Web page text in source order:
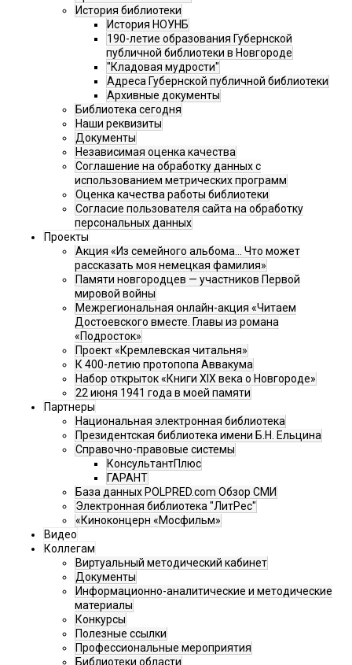
История библиотеки
История НОУНБ
190-летие образования Губернской
публичной библиотеки в Новгороде
"Кладовая мудрости"
Адреса Губернской публичной библиотеки
Архивные документы
Библиотека сегодня
Наши реквизиты
Документы
Независимая оценка качества
Соглашение на обработку данных с
использованием метрических программ
Оценка качества работы библиотеки
Согласие пользователя сайта на обработку
персональных данных
Проекты
Акция «Из семейного альбома... Что может
рассказать моя немецкая фамилия»
Памяти новгородцев — участников Первой
мировой войны
Межрегиональная онлайн-акция «Читаем
Достоевского вместе. Главы из романа
«Подросток»
Проект «Кремлевская читальня»
К 400-летию протопопа Аввакума
Набор открыток «Книги XIX века о Новгороде»
22 июня 1941 года в моей памяти
Партнеры
Национальная электронная библиотека
Президентская библиотека имени Б.Н. Ельцина
Справочно-правовые системы
КонсультантПлюс
ГАРАНТ
База данных POLPRED.com Обзор СМИ
Электронная библиотека "ЛитРес"
«Киноконцерн «Мосфильм»
Видео
Коллегам
Виртуальный методический кабинет
Документы
Информационно-аналитические и методические
материалы
Конкурсы
Полезные ссылки
Профессиональные мероприятия
Библиотеки области